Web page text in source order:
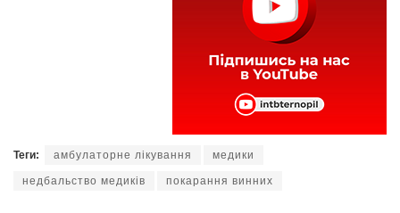
Теги: амбулаторне лікування медики
недбальство медиків покарання винних